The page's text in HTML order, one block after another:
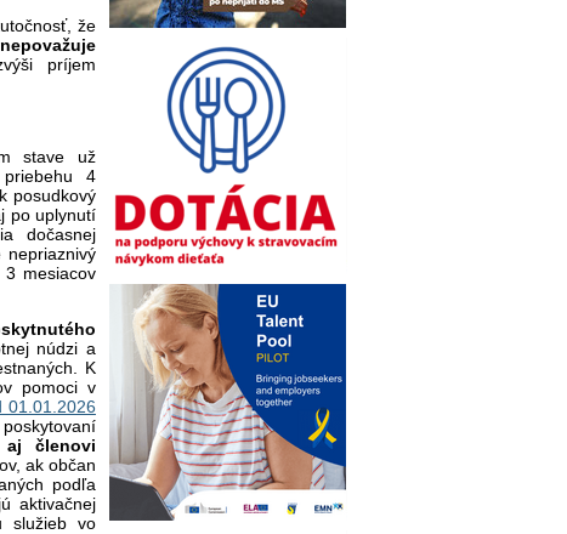
že
príjem
stave už
4
posudkový
po uplynutí
dočasnej
nepriaznivý
mesiacov
núdzi a
K
pomoci v
01.01.2026
členovi
ak občan
podľa
aktivačnej
služieb vo